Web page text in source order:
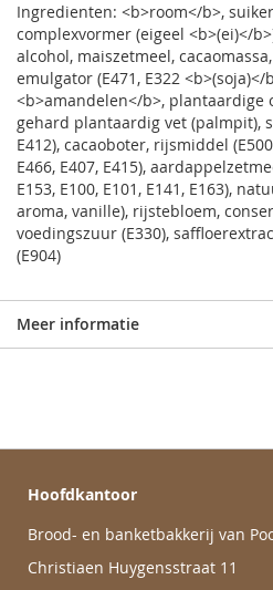
Ingredienten: <b>room</b>,
complexvormer (eigeel <b>(ei)</
alcohol, maiszetmeel,
emulgator (E471, E322
<b>amandelen</b>, plantaardige
gehard plantaardig vet (palmpit),
E412), cacaoboter, rijsmiddel
E466, E407, E415),
E153, E100, E101, E141, E163),
aroma, vanille), rijstebloem,
voedingszuur (E330),
(E904)
Meer informatie
Hoofdkantoor
Brood- en banketbakkerij van
Christiaen Huygensstraat 11